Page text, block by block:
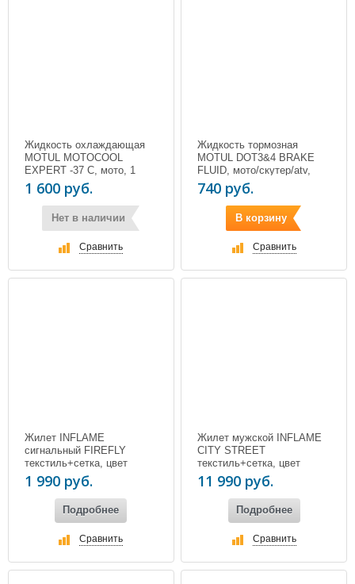
Жидкость охлаждающая
MOTUL MOTOCOOL
EXPERT -37 С, мото, 1
литр
1 600 руб.
Нет в наличии
Сравнить
Жидкость тормозная
MOTUL DOT3&4 BRAKE
FLUID, мото/скутер/atv,
DOT 4, 500 мл
740 руб.
В корзину
Сравнить
Жилет INFLAME
сигнальный FIREFLY
текстиль+сетка, цвет
зеленый неон
1 990 руб.
Подробнее
Сравнить
Жилет мужской INFLAME
CITY STREET
текстиль+сетка, цвет
черный
11 990 руб.
Подробнее
Сравнить